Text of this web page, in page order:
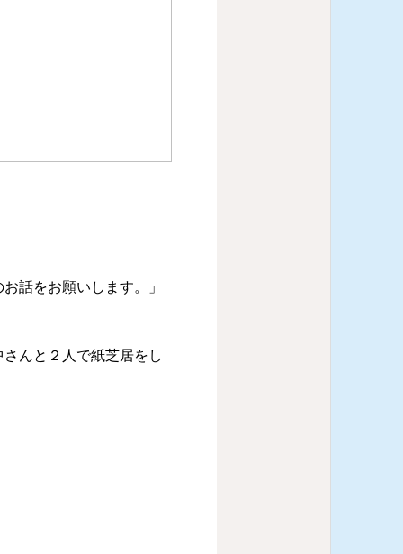
話をお願いします。」
んと２人で紙芝居をし